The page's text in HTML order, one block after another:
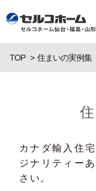
TOP 住まいの実例集
カナダ輸入住
ジナリティー
さい。